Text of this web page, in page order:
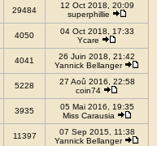
29484
12 Oct 2018, 20:09
superphillie
4050
04 Oct 2018, 17:33
Ycare
4041
26 Juin 2018, 21:42
Yannick Bellanger
5228
27 Aoû 2016, 22:58
coin74
3935
05 Mai 2016, 19:35
Miss Carausia
11397
07 Sep 2015, 11:38
Yannick Bellanger